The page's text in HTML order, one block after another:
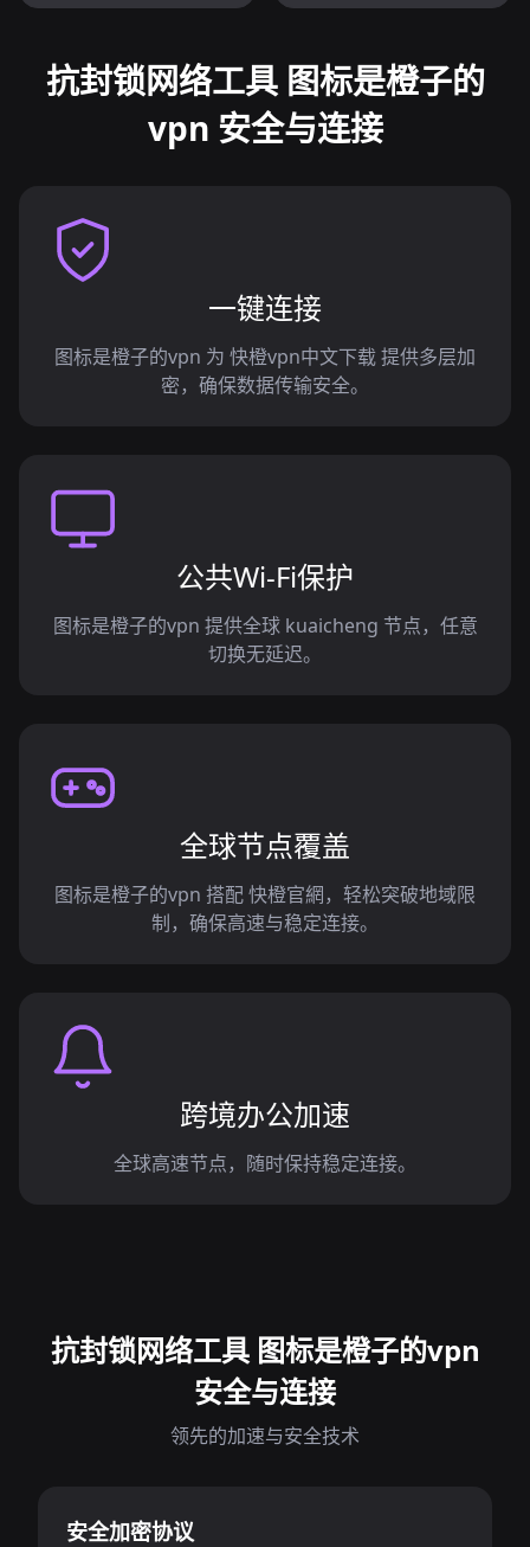
抗封锁网络工具 图标是橙子的
vpn 安全与连接
一键连接
图标是橙子的vpn 为 快橙vpn中文下载 提供多层加
密，确保数据传输安全。
公共Wi-Fi保护
图标是橙子的vpn 提供全球 kuaicheng 节点，任意
切换无延迟。
全球节点覆盖
图标是橙子的vpn 搭配 快橙官網，轻松突破地域限
制，确保高速与稳定连接。
跨境办公加速
全球高速节点，随时保持稳定连接。
抗封锁网络工具 图标是橙子的vpn
安全与连接
领先的加速与安全技术
安全加密协议